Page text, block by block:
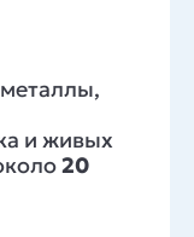
и живых
20